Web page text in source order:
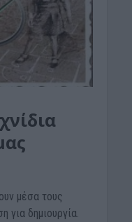
μέσα τους
για δημιουργία.